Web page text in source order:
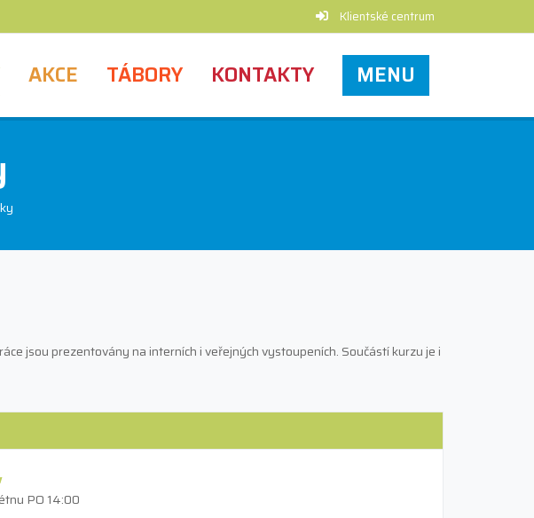
Klientské centrum
AKCE TÁBORY KONTAKTY MENU
jsou prezentovány na interních i veřejných vystoupeních. Součástí kurzu je i
PO 14:00